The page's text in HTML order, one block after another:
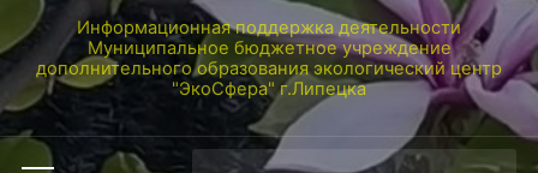
Информационная поддержка деятельности
Муниципальное бюджетное учреждение
дополнительного образования экологический центр
"ЭкоСфера" г.Липецка
Поиск